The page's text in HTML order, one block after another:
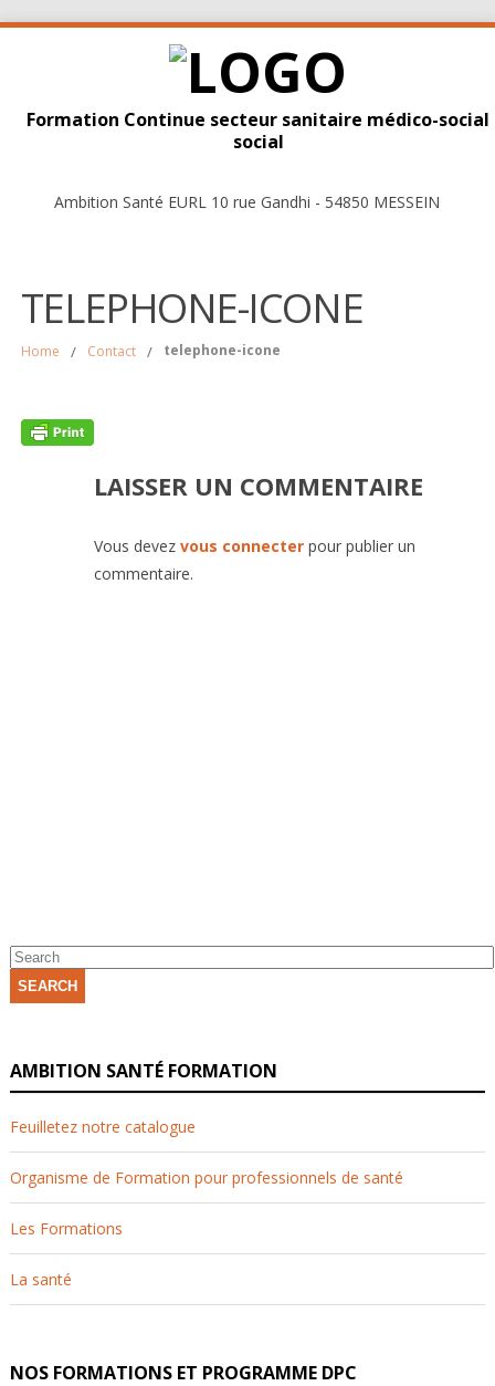
Formation Continue secteur sanitaire médico-social
social
Ambition Santé EURL 10 rue Gandhi - 54850 MESSEIN
TELEPHONE-ICONE
Home / Contact / telephone-icone
LAISSER UN COMMENTAIRE
Vous devez vous connecterpour publier un
commentaire.
SEARCH
AMBITION SANTÉ FORMATION
Feuilletez notre catalogue
Organisme de Formation pour professionnels de santé
Les Formations
La santé
NOS FORMATIONS ET PROGRAMME DPC